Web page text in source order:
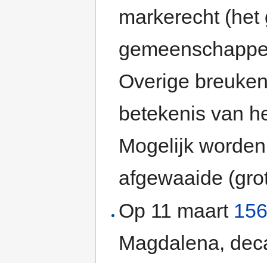
markerecht
Overige
betekenis van
Mogelijk
afgewaaide
Op 11 maart
Magdalena,